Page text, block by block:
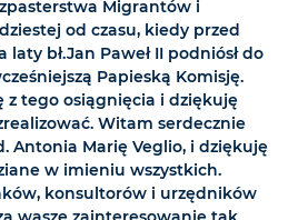
Migrantów i
od czasu, kiedy przed
bł.Jan Paweł II podniósł do
Papieską Komisję.
z tego osiągnięcia i dziękuję
Witam serdecznie
Antonia Marię Veglio, i dziękuję
w imieniu wszystkich.
konsultorów i urzędników